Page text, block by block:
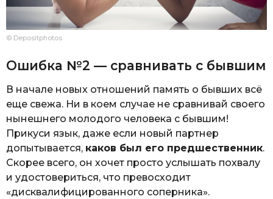
© Depositphotos
Ошибка №2 — сравнивать с бывшим
В начале новых отношений память о бывших всё
еще свежа. Ни в коем случае не сравнивай своего
нынешнего молодого человека с бывшим!
Прикуси язык, даже если новый партнер
допытывается, каков был его предшественник.
Скорее всего, он хочет просто услышать похвалу
и удостовериться, что превосходит
«дисквалифицированного соперника».